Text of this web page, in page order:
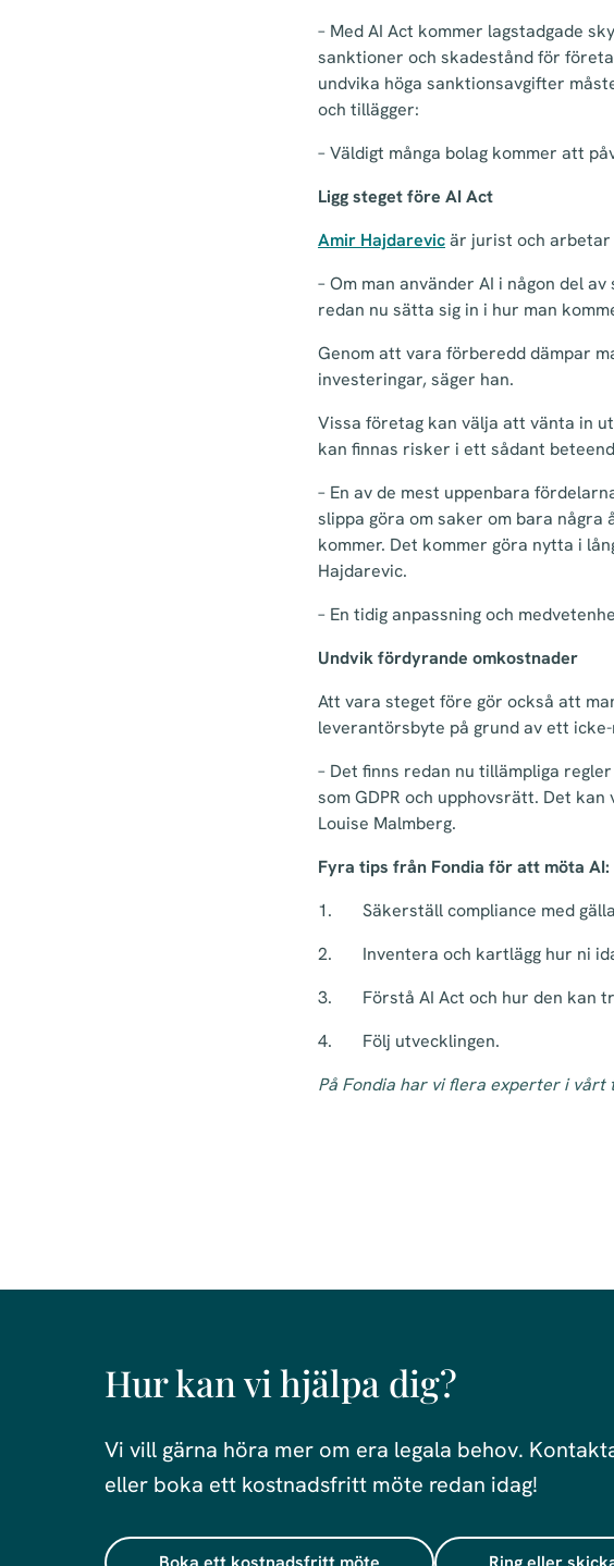
– Med AI Act kommer lagstadgade
sanktioner och skadestånd för
undvika höga sanktionsavgifter
och tillägger:
– Väldigt många bolag kommer att
Ligg steget före AI Act
Amir Hajdarevicär jurist och arbetar
– Om man använder AI i någon del
redan nu sätta sig in i hur man
Genom att vara förberedd dämpar
investeringar, säger han.
Vissa företag kan välja att vänta in
kan finnas risker i ett sådant
– En av de mest uppenbara
slippa göra om saker om bara
kommer. Det kommer göra nytta i
Hajdarevic.
– En tidig anpassning och
Undvik fördyrande omkostnader
Att vara steget före gör också att
leverantörsbyte på grund av ett
– Det finns redan nu tillämpliga
som GDPR och upphovsrätt. Det
Louise Malmberg.
Fyra tips från Fondia för att möta AI:
1. Säkerställ compliance med
2. Inventera och kartlägg hur ni
3. Förstå AI Act och hur den kan
4. Följ utvecklingen.
På Fondia har vi flera experter i vårt
Hur kan vi hjälpa dig?
Vi vill gärna höra mer om era legala behov.
eller boka ett kostnadsfritt möte redan idag!